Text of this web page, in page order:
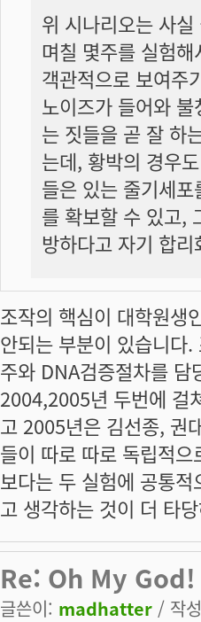
위 시나리오는 사
며칠 몇주를 실험
객관적으로 보여주
노이즈가 들어와
는 짓들을 곧 잘 하
는데, 황박의 경우
들은 있는 줄기세
를 확보할 수 있고,
방하다고 자기 합
조작의 핵심이 대학원생
안되는 부분이 있습니다
주와 DNA검증절차를 담
2004,2005년 두번에 걸
고 2005년은 김선종, 권
들이 따로 따로 독립적
보다는 두 실험에 공통
고 생각하는 것이 더 타
Re: Oh My God!
글쓴이: madhatter / 작